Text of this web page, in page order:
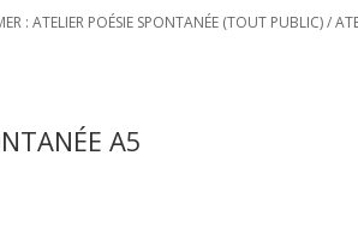
: ATELIER POÉSIE SPONTANÉE (TOUT PUBLIC)/
A5